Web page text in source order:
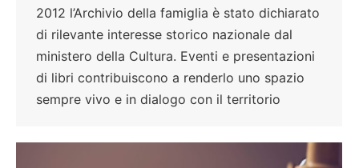
2012 l’Archivio della famiglia è stato dichiarato
di rilevante interesse storico nazionale dal
ministero della Cultura. Eventi e presentazioni
di libri contribuiscono a renderlo uno spazio
sempre vivo e in dialogo con il territorio